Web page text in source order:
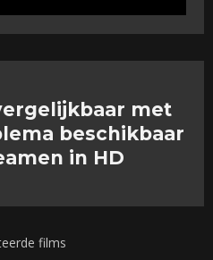
met
beschikbaar
in HD
films